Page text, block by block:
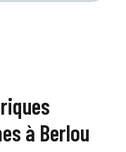
à Berlou